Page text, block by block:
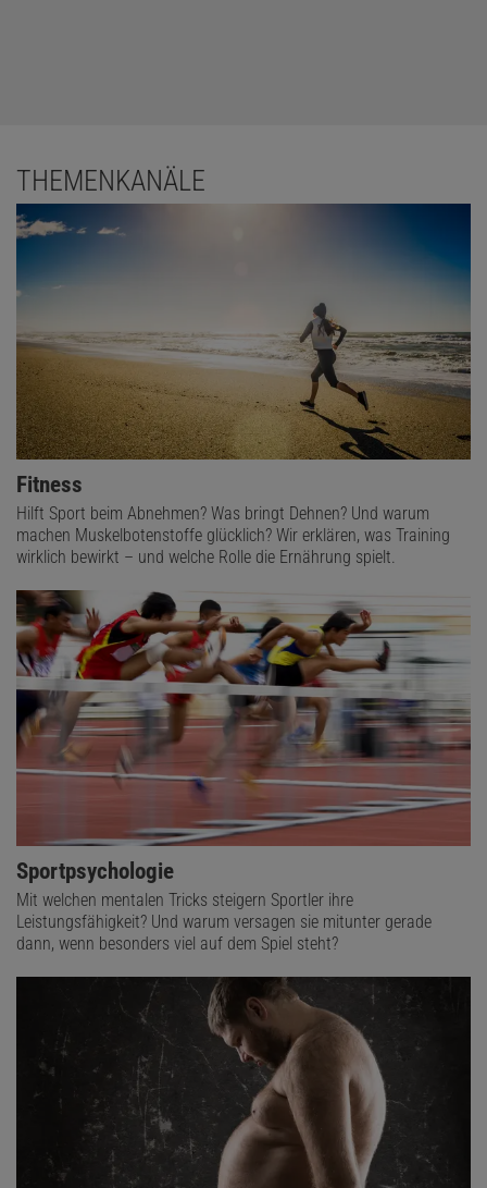
THEMENKANÄLE
Fitness
Hilft Sport beim Abnehmen? Was bringt Dehnen? Und warum
machen Muskelbotenstoffe glücklich? Wir erklären, was Training
wirklich bewirkt – und welche Rolle die Ernährung spielt.
Sportpsychologie
Mit welchen mentalen Tricks steigern Sportler ihre
Leistungsfähigkeit? Und warum versagen sie mitunter gerade
dann, wenn besonders viel auf dem Spiel steht?